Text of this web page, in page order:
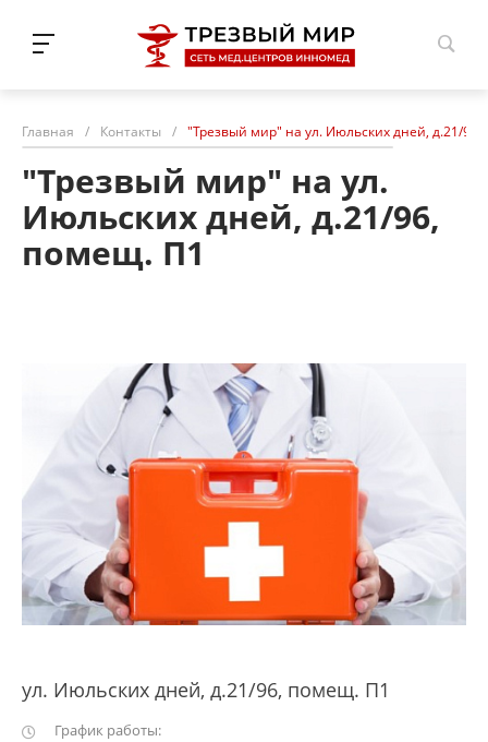
Главная / Контакты / "Трезвый мир" на ул. Июльских дней, д.21/
"Трезвый мир" на ул.
Июльских дней, д.21/96,
помещ. П1
ул. Июльских дней, д.21/96, помещ. П1
График работы: